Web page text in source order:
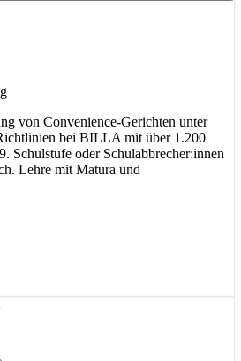
von Convenience-Gerichten unter
bei BILLA mit über 1.200
Schulstufe oder Schulabbrecher:innen
Lehre mit Matura und